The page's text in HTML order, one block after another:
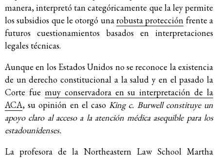
manera, interpretó tan categóricamente que la ley permite
los subsidios que le otorgó unarobusta protección frente a
futuros cuestionamientos basados en interpretaciones
legales técnicas.
Aunque en los Estados Unidos no se reconoce la existencia
de un derecho constitucional a la salud y en el pasado la
Corte fue muy conservadora en su interpretación de la
ACA, su opinión en el casoKing c. Burwell constituye un
apoyo claro al acceso a la atención médica asequible para los
estadounidenses.
La profesora de la Northeastern Law School Martha